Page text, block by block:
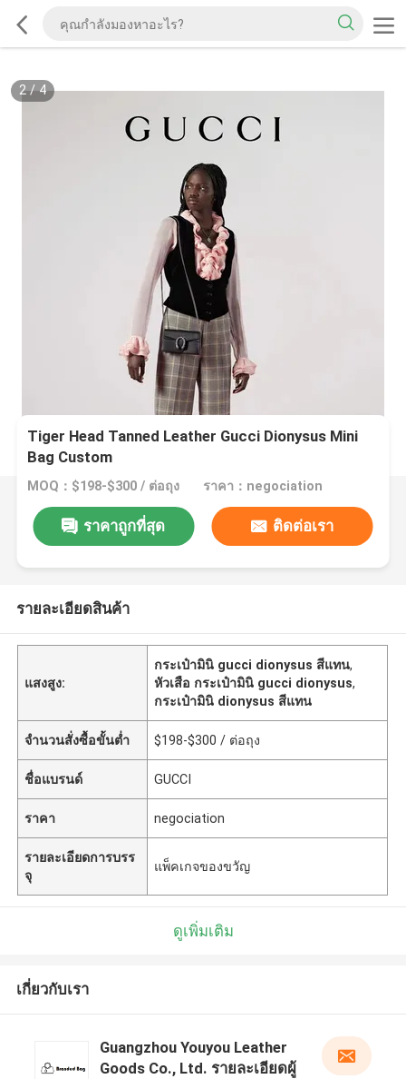
2/4
Tiger Head Tanned Leather Gucci Dionysus Mini
Bag Custom
MOQ：$198-$300 / ต่อถุง ราคา：negociation
ราคาถูกที่สุด ติดต่อเรา
รายละเอียดสินค้า
แสงสูง:
กระเป๋ามินิ gucci dionysus สีแทน,
หัวเสือ กระเป๋ามินิ gucci dionysus,
กระเป๋ามินิ dionysus สีแทน
จำนวนสั่งซื้อขั้นต่ำ $198-$300 / ต่อถุง
ชื่อแบรนด์ GUCCI
ราคา negociation
รายละเอียดการบรร
จุ
แพ็คเกจของขวัญ
ดูเพิ่มเติม
เกี่ยวกับเรา
Guangzhou Youyou Leather
Goods Co., Ltd. รายละเอียดผู้